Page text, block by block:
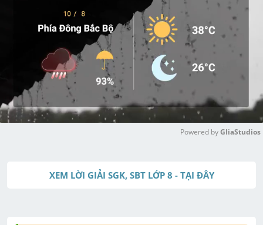
Powered by GliaStudios
XEM LỜI GIẢI SGK, SBT LỚP 8 - TẠI ĐÂY